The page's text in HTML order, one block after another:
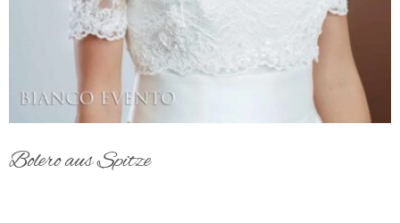
Bolero aus Spitze